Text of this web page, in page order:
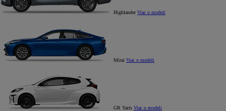
Highlander Viac o modeli
Mirai Viac o modeli
GR Yaris Viac o modeli